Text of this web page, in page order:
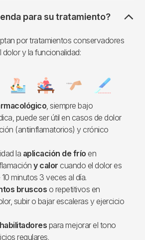
para su tratamiento?
por tratamientos conservadores
dolor y la funcionalidad:
, siempre bajo
puede ser útil en casos de dolor
(antiinflamatorios) y crónico
la aplicación de frío en
y calor cuando el dolor es
minutos 3 veces al día.
bruscos o repetitivos en
subir o bajar escaleras y ejercicio
para mejorar el tono
regulares.